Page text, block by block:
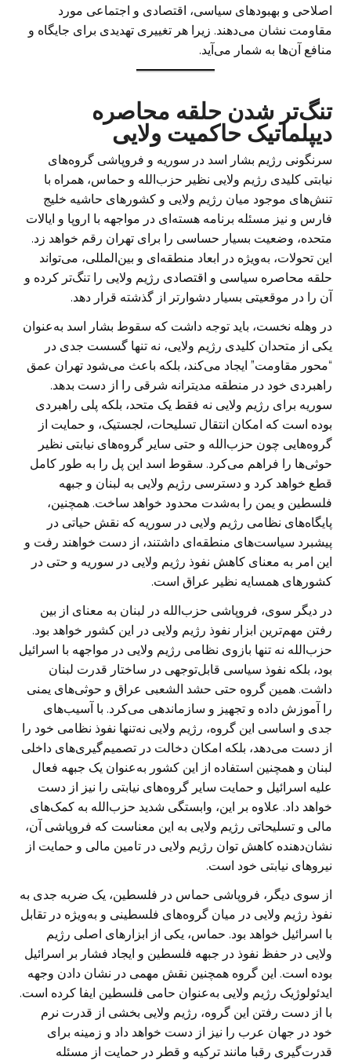
اصلاحی و بهبود‌های سیاسی، اقتصادی و اجتماعی مورد
مقاومت نشان می‌دهند. زیرا هر تغییری تهدیدی برای جایگاه و
منافع آن‌ها به شمار می‌آید.
تنگ‌تر شدن حلقه محاصره
دیپلماتیک حاکمیت ولایی
سرنگونی رژیم بشار اسد در سوریه و فروپاشی گروه‌های
نیابتی کلیدی رژیم ولایی نظیر حزب‌الله و حماس، همراه با
تنش‌های موجود میان رژیم ولایی و کشورهای حاشیه خلیج
فارس و نیز مسئله برنامه هسته‌ای در مواجهه با اروپا و ایالات
متحده، وضعیت بسیار حساسی را برای تهران رقم خواهد زد.
این تحولات، به‌ویژه در ابعاد منطقه‌ای و بین‌المللی، می‌تواند
حلقه محاصره سیاسی و اقتصادی رژیم ولایی را تنگ‌تر کرده و
آن را در موقعیتی بسیار دشوارتر از گذشته قرار دهد.
در وهله نخست، باید توجه داشت که سقوط بشار اسد به‌عنوان
یکی از متحدان کلیدی رژیم ولایی، نه تنها گسست جدی در
“محور مقاومت” ایجاد می‌کند، بلکه باعث می‌شود تهران عمق
راهبردی خود در منطقه مدیترانه شرقی را از دست بدهد.
سوریه برای رژیم ولایی نه فقط یک متحد، بلکه پلی راهبردی
بوده است که امکان انتقال تسلیحات، لجستیک، و حمایت از
گروه‌هایی چون حزب‌الله و حتی سایر گروه‌های نیابتی نظیر
حوثی‌ها را فراهم می‌کرد. سقوط اسد این پل را به طور کامل
قطع خواهد کرد و دسترسی رژیم ولایی به لبنان و جبهه
فلسطین و یمن را به‌شدت محدود خواهد ساخت. همچنین،
پایگاه‌های نظامی رژیم ولایی در سوریه که نقش حیاتی در
پیشبرد سیاست‌های منطقه‌ای داشتند، از دست خواهند رفت و
این امر به معنای کاهش نفوذ رژیم ولایی در سوریه و حتی در
کشورهای همسایه نظیر عراق است.
در دیگر سوی، فروپاشی حزب‌الله در لبنان به معنای از بین
رفتن مهم‌ترین ابزار نفوذ رژیم ولایی در این کشور خواهد بود.
حزب‌الله نه تنها بازوی نظامی رژیم ولایی در مواجهه با اسرائیل
بود، بلکه نفوذ سیاسی قابل‌توجهی در ساختار قدرت لبنان
داشت. همین گروه حتی حشد الشعبی عراق و حوثی‌های یمنی
را آموزش داده و تجهیز و سازماندهی می‌کرد. با آسیب‌های
جدی و اساسی این گروه، رژیم ولایی نه‌تنها نفوذ نظامی خود را
از دست می‌دهد، بلکه امکان دخالت در تصمیم‌گیری‌های داخلی
لبنان و همچنین استفاده از این کشور به‌عنوان یک جبهه فعال
علیه اسرائیل و حمایت سایر گروه‌های نیابتی را نیز از دست
خواهد داد. علاوه بر این، وابستگی شدید حزب‌الله به کمک‌های
مالی و تسلیحاتی رژیم ولایی به این معناست که فروپاشی آن،
نشان‌دهنده کاهش توان رژیم ولایی در تامین مالی و حمایت از
نیروهای نیابتی خود است.
از سوی دیگر، فروپاشی حماس در فلسطین، یک ضربه جدی به
نفوذ رژیم ولایی در میان گروه‌های فلسطینی و به‌ویژه در تقابل
با اسرائیل خواهد بود. حماس، یکی از ابزارهای اصلی رژیم
ولایی در حفظ نفوذ در جبهه فلسطین و ایجاد فشار بر اسرائیل
بوده است. این گروه همچنین نقش مهمی در نشان دادن وجهه
ایدئولوژیک رژیم ولایی به‌عنوان حامی فلسطین ایفا کرده است.
با از دست رفتن این گروه، رژیم ولایی بخشی از قدرت نرم
خود در جهان عرب را نیز از دست خواهد داد و زمینه برای
قدرت‌گیری رقبا مانند ترکیه و قطر در حمایت از مسئله